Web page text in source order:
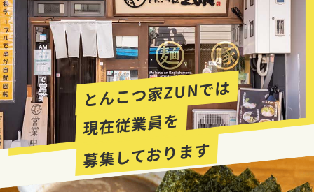
とんこつ家ZUNでは
現在従業員を
募集しております